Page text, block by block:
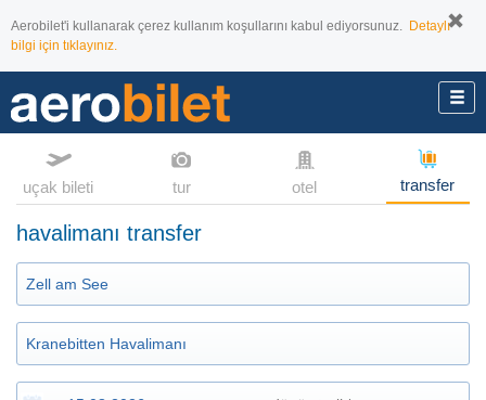
Aerobilet'i kullanarak çerez kullanım koşullarını kabul ediyorsunuz. Detaylı
bilgi için tıklayınız.
uçak bileti tur otel transfer
havalimanı transfer